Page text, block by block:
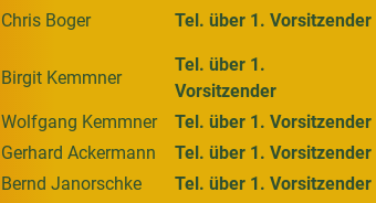
Chris Boger
Tel. über 1. Vorsitzender
Birgit Kemmner
Tel. über 1.
Vorsitzender
Wolfgang Kemmner Tel. über 1. Vorsitzender
Gerhard Ackermann Tel. über 1. Vorsitzender
Bernd Janorschke Tel. über 1. Vorsitzender